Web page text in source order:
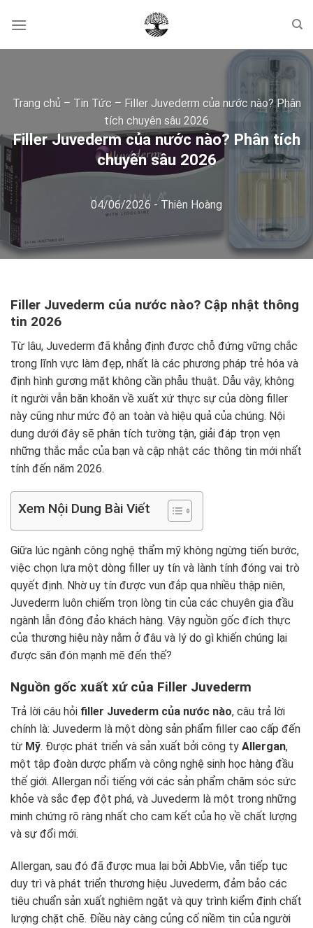
Trang chủ – Tin Tức – Filler Juvederm của nước nào? Phân
tích chuyên sâu 2026
Filler Juvederm của nước nào? Phân tích
chuyên sâu 2026
04/06/2026 - Thiên Hoàng
Filler Juvederm của nước nào? Cập nhật thông
tin 2026
Từ lâu, Juvederm đã khẳng định được chỗ đứng vững chắc
trong lĩnh vực làm đẹp, nhất là các phương pháp trẻ hóa và
định hình gương mặt không cần phẫu thuật. Dẫu vậy, không
ít người vẫn băn khoăn về xuất xứ thực sự của dòng filler
này cũng như mức độ an toàn và hiệu quả của chúng. Nội
dung dưới đây sẽ phân tích tường tận, giải đáp trọn vẹn
những thắc mắc của bạn và cập nhật các thông tin mới nhất
tính đến năm 2026.
Xem Nội Dung Bài Viết
Giữa lúc ngành công nghệ thẩm mỹ không ngừng tiến bước,
việc chọn lựa một dòng filler uy tín và lành tính đóng vai trò
quyết định. Nhờ uy tín được vun đắp qua nhiều thập niên,
Juvederm luôn chiếm trọn lòng tin của các chuyên gia đầu
ngành lẫn đông đảo khách hàng. Vậy nguồn gốc đích thực
của thương hiệu này nằm ở đâu và lý do gì khiến chúng lại
được săn đón mạnh mẽ đến thế?
Nguồn gốc xuất xứ của Filler Juvederm
Trả lời câu hỏi filler Juvederm của nước nào, câu trả lời
chính là: Juvederm là một dòng sản phẩm filler cao cấp đến
từ Mỹ. Được phát triển và sản xuất bởi công ty Allergan,
một tập đoàn dược phẩm và công nghệ sinh học hàng đầu
thế giới. Allergan nổi tiếng với các sản phẩm chăm sóc sức
khỏe và sắc đẹp đột phá, và Juvederm là một trong những
minh chứng rõ ràng nhất cho cam kết của họ về chất lượng
và sự đổi mới.
Allergan, sau đó đã được mua lại bởi AbbVie, vẫn tiếp tục
duy trì và phát triển thương hiệu Juvederm, đảm bảo các
tiêu chuẩn sản xuất nghiêm ngặt và quy trình kiểm định chất
lượng chặt chẽ. Điều này càng củng cố niềm tin của người